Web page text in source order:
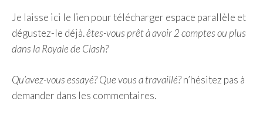
Je laisse ici le lien pour télécharger espace parallèle et
dégustez-le déjà.êtes-vous prêt à avoir 2 comptes ou plus
dans la Royale de Clash?
Qu’avez-vous essayé? Que vous a travaillé?n’hésitez pas à
demander dans les commentaires.